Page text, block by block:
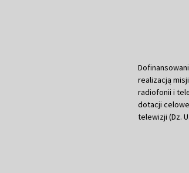
realizacją
radiofonii i
dotacji
telewizji (Dz.